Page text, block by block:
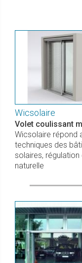
Wicsolaire
Volet coulissant
Wicsolaire répond
techniques des
solaires,
naturelle